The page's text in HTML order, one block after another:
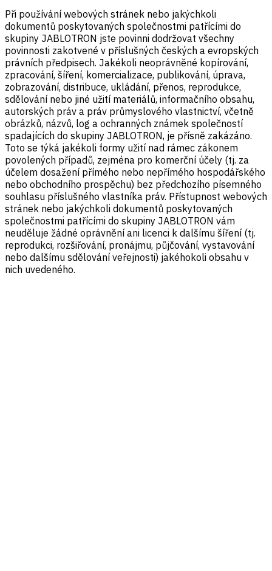
Při používání webových stránek nebo jakýchkoli
dokumentů poskytovaných společnostmi patřícími do
skupiny JABLOTRON jste povinni dodržovat všechny
povinnosti zakotvené v příslušných českých a evropských
právních předpisech. Jakékoli neoprávněné kopírování,
zpracování, šíření, komercializace, publikování, úprava,
zobrazování, distribuce, ukládání, přenos, reprodukce,
sdělování nebo jiné užití materiálů, informačního obsahu,
autorských práv a práv průmyslového vlastnictví, včetně
obrázků, názvů, log a ochranných známek společností
spadajících do skupiny JABLOTRON, je přísně zakázáno.
Toto se týká jakékoli formy užití nad rámec zákonem
povolených případů, zejména pro komerční účely (tj. za
účelem dosažení přímého nebo nepřímého hospodářského
nebo obchodního prospěchu) bez předchozího písemného
souhlasu příslušného vlastníka práv. Přístupnost webových
stránek nebo jakýchkoli dokumentů poskytovaných
společnostmi patřícími do skupiny JABLOTRON vám
neuděluje žádné oprávnění ani licenci k dalšímu šíření (tj.
reprodukci, rozšiřování, pronájmu, půjčování, vystavování
nebo dalšímu sdělování veřejnosti) jakéhokoli obsahu v
nich uvedeného.